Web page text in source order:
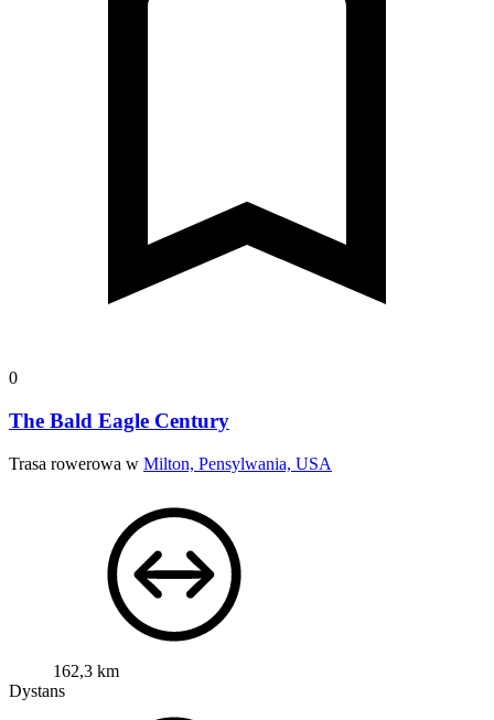
0
The Bald Eagle Century
Trasa rowerowa w Milton, Pensylwania, USA
162,3 km
Dystans